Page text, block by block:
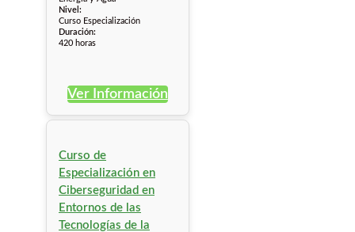
Nivel:
Curso Especialización
Duración:
420 horas
Ver Información
Curso de
Especialización en
Ciberseguridad en
Entornos de las
Tecnologías de la